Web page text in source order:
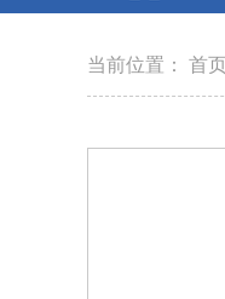
当前位置： 首